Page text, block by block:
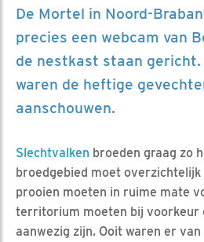
De Mortel in Noord-
precies een webcam van
de nestkast staan
waren de heftige
aanschouwen.
Slechtvalken broeden graag zo
broedgebied moet
prooien moeten in ruime mate
territorium moeten bij voorkeur
aanwezig zijn. Ooit waren er